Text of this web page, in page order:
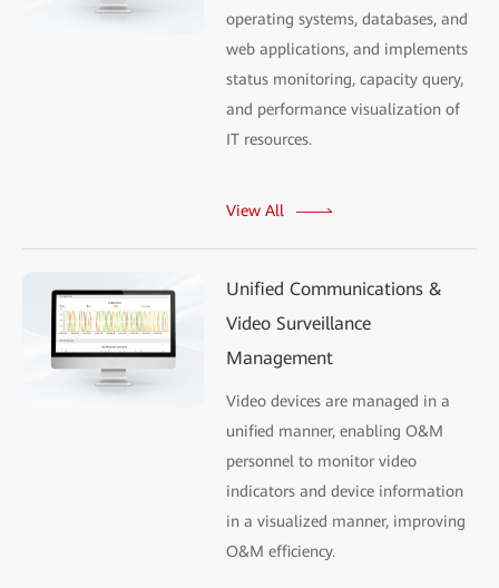
operating systems, databases, and
web applications, and implements
status monitoring, capacity query,
and performance visualization of
IT resources.
View All
Unified Communications &
Video Surveillance
Management
Video devices are managed in a
unified manner, enabling O&M
personnel to monitor video
indicators and device information
in a visualized manner, improving
O&M efficiency.